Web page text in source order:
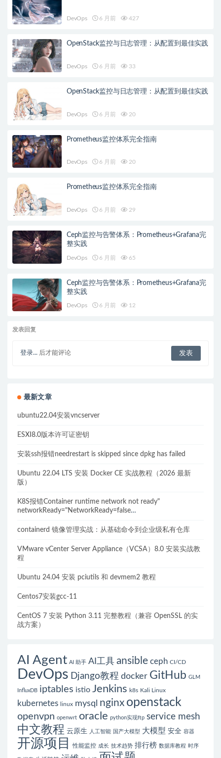
DevOps 6 月前 427
OpenStack监控与日志管理：从配置到最佳实践
DevOps 6 月前 33
OpenStack监控与日志管理：从配置到最佳实践
DevOps 6 月前 20
Prometheus监控体系完全指南
DevOps 6 月前 20
Prometheus监控体系完全指南
DevOps 6 月前 29
Ceph监控与告警体系：Prometheus+Grafana完
整实践
DevOps 6 月前 65
Ceph监控与告警体系：Prometheus+Grafana完
整实践
DevOps 6 月前 12
发表回复
登录... 后才能评论
最新文章
ubuntu22.04安装vncserver
ESXI8.0版本许可证密钥
安装ssh报错needrestart is skipped since dpkg has failed
Ubuntu 22.04 LTS 安装 Docker CE 实战教程（2026 最新
版）
K8S报错Container runtime network not ready"
networkReady="NetworkReady=false
containerd 镜像管理实战：从基础命令到企业级私有仓库
VMware vCenter Server Appliance（VCSA）8.0 安装实战教
程
Ubuntu 24.04 安装 pciutils 和 devmem2 教程
Centos7安装gcc-11
CentOS 7 安装 Python 3.11 完整教程（兼容 OpenSSL 的实
战方案）
AI Agent AI 助手 AI工具 ansible ceph CI/CD
DevOps Django教程 docker GitHub GLM
InfluxDB iptables istio Jenkins k8s Kali Linux
kubernetes linux mysql nginx openstack
openvpn openwrt oracle python实现ftp service mesh
中文教程 云原生 人工智能 国产大模型 大模型 安全 容器
开源项目 性能监控 成长 技术趋势 排行榜 数据库教程 时序